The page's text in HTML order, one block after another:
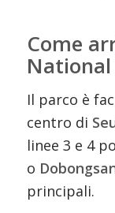
Come
Il parco è
centro di
linee 3 e 4
o
principali.